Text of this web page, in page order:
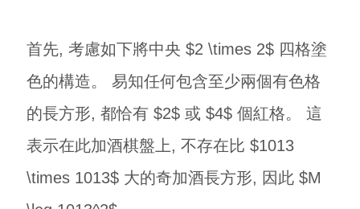
首先, 考慮如下將中央 $2 \times 2$ 四格塗
色的構造。 易知任何包含至少兩個有色格
的長方形, 都恰有 $2$ 或 $4$ 個紅格。 這
表示在此加酒棋盤上, 不存在比 $1013
\times 1013$ 大的奇加酒長方形, 因此 $M